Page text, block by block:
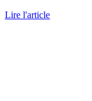
Lire l'article